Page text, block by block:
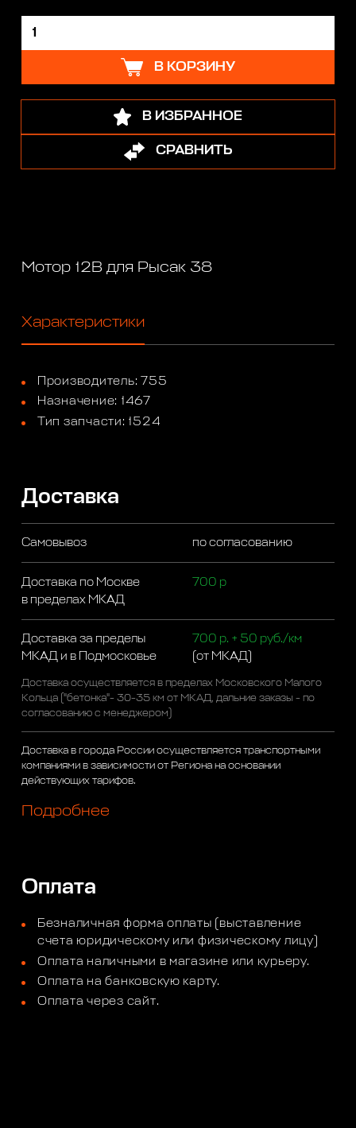
В КОРЗИНУ
В ИЗБРАННОЕ
СРАВНИТЬ
Мотор 12В для Рысак 38
Характеристики
Производитель: 755
Назначение: 1467
Тип запчасти: 1524
Доставка
Самовывоз по согласованию
Доставка по Москве
в пределах МКАД
700 р
Доставка за пределы
МКАД и в Подмосковье
700 р. + 50 руб./км
(от МКАД)
Доставка осуществляется в пределах Московского Малого
Кольца ("бетонка"- 30-35 км от МКАД, дальние заказы - по
согласованию с менеджером)
Доставка в города России осуществляется транспортными
компаниями в зависимости от Региона на основании
действующих тарифов.
Подробнее
Оплата
Безналичная форма оплаты (выставление
счета юридическому или физическому лицу)
Оплата наличными в магазине или курьеру.
Оплата на банковскую карту.
Оплата через сайт.